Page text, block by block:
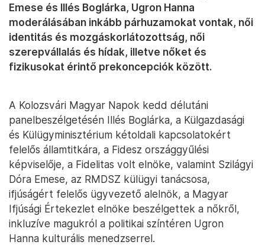
Emese és Illés Boglárka, Ugron Hanna
moderálásában inkább párhuzamokat vontak, női
identitás és mozgáskorlátozottság, női
szerepvállalás és hídak, illetve nőket és
fizikusokat érintő prekoncepciók között.
A Kolozsvári Magyar Napok kedd délutáni
panelbeszélgetésén Illés Boglárka, a Külgazdasági
és Külügyminisztérium kétoldali kapcsolatokért
felelős államtitkára, a Fidesz országgyűlési
képviselője, a Fidelitas volt elnöke, valamint Szilágyi
Dóra Emese, az RMDSZ külügyi tanácsosa,
ifjúságért felelős ügyvezető alelnök, a Magyar
Ifjúsági Értekezlet elnöke beszélgettek a nőkről,
inkluzíve magukról a politikai színtéren Ugron
Hanna kulturális menedzserrel.